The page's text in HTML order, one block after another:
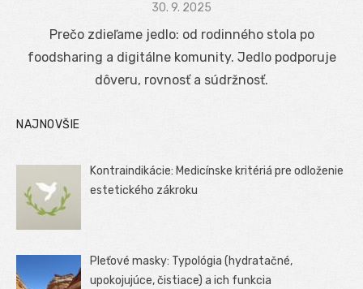
Posted
30. 9. 2025
Prečo zdieľame jedlo: od rodinného stola po
foodsharing a digitálne komunity. Jedlo podporuje
dôveru, rovnosť a súdržnosť.
NAJNOVŠIE
Kontraindikácie: Medicínske kritériá pre odloženie
estetického zákroku
Pleťové masky: Typológia (hydratačné,
upokojujúce, čistiace) a ich funkcia